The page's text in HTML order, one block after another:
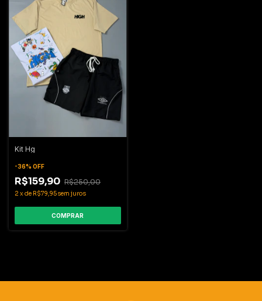
Kit Hg
-36% OFF
R$159,90 R$250,00
2 xde R$79,95sem juros
COMPRAR